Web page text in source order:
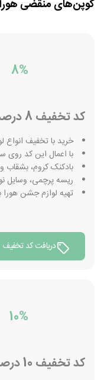
کوپن‌های منقضی هورا
8%
کد تخفیف 8 درصدی خرید لوازم جشن هورا
خرید با تخفیف انواع
با اعمال این کد روی سفارش 8% از
بادکنک کروم، بشقاب
ریسه پرچمی، وسایل
تهیه لوازم جشن
دریافت کد تخفیف
10%
کد تخفیف 10 درصدی لوازم تولد هورا